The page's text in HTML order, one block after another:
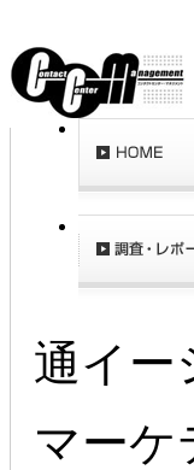
通イー
マーケ